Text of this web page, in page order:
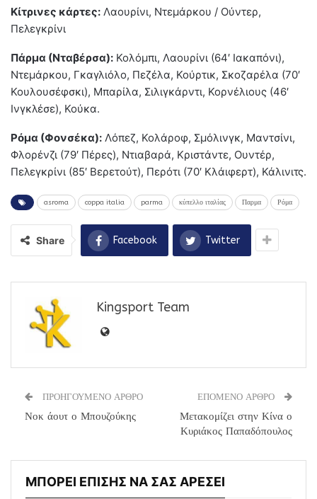
Κίτρινες κάρτες: Λαουρίνι, Ντεμάρκου / Ούντερ,
Πελεγκρίνι
Πάρμα (Νταβέρσα): Κολόμπι, Λαουρίνι (64′ Ιακαπόνι),
Ντεμάρκου, Γκαγλιόλο, Πεζέλα, Κούρτικ, Σκοζαρέλα (70′
Κουλουσέφσκι), Μπαρίλα, Σιλιγκάρντι, Κορνέλιους (46′
Ινγκλέσε), Κούκα.
Ρόμα (Φονσέκα): Λόπεζ, Κολάροφ, Σμόλινγκ, Μαντσίνι,
Φλορένζι (79′ Πέρες), Ντιαβαρά, Κριστάντε, Ουντέρ,
Πελεγκρίνι (85′ Βερετούτ), Περότι (70′ Κλάιφερτ), Κάλινιτς.
asroma coppa italia parma κύπελλο ιταλίας Παρμα Ρόμα
Share Facebook Twitter
Kingsport Team
ΠΡΟΗΓΟΥΜΕΝΟ ΑΡΘΡΟ
Νοκ άουτ ο Μπουζούκης
ΕΠΟΜΕΝΟ ΑΡΘΡΟ
Μετακομίζει στην Κίνα ο
Κυριάκος Παπαδόπουλος
ΜΠΟΡΕΙ ΕΠΙΣΗΣ ΝΑ ΣΑΣ ΑΡΕΣΕΙ